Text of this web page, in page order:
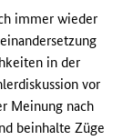
immer wieder
in der
vor
Meinung nach
beinhalte Züge